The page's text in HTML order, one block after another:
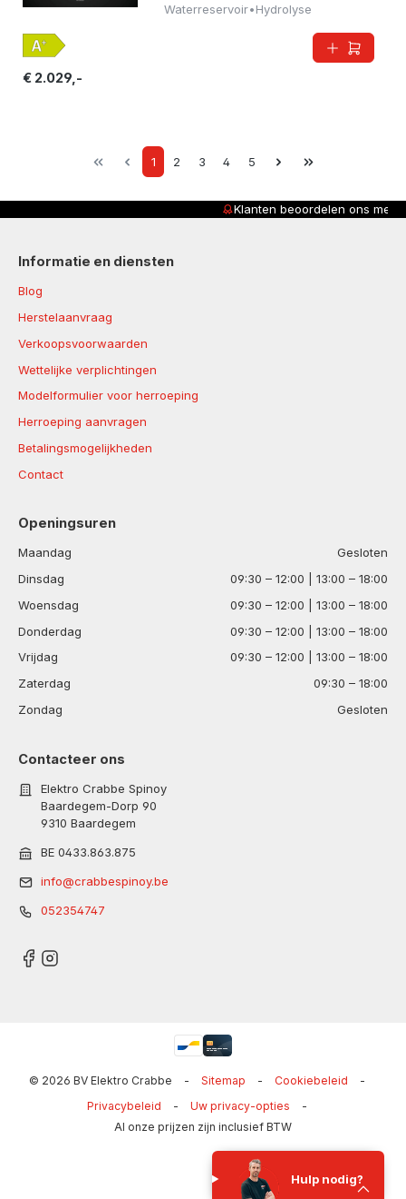
Waterreservoir•Hydrolyse
€ 2.029,-
Page
1 Page
2 Page
3 Page
4 Page
5
Klanten beoordelen ons met4,8/5
Informatie en diensten
Blog
Herstelaanvraag
Verkoopsvoorwaarden
Wettelijke verplichtingen
Modelformulier voor herroeping
Herroeping aanvragen
Betalingsmogelijkheden
Contact
Openingsuren
Maandag
Gesloten
Dinsdag
09:30 – 12:00 | 13:00 – 18:00
Woensdag
09:30 – 12:00 | 13:00 – 18:00
Donderdag
09:30 – 12:00 | 13:00 – 18:00
Vrijdag
09:30 – 12:00 | 13:00 – 18:00
Zaterdag
09:30 – 18:00
Zondag
Gesloten
Contacteer ons
Elektro Crabbe Spinoy
Baardegem-Dorp 90
9310 Baardegem
BE 0433.863.875
info@crabbespinoy.be
052354747
© 2026 BV Elektro Crabbe - Sitemap - Cookiebeleid
-
Privacybeleid
- Uw privacy-opties
-
Al onze prijzen zijn inclusief BTW
Hulp nodig?